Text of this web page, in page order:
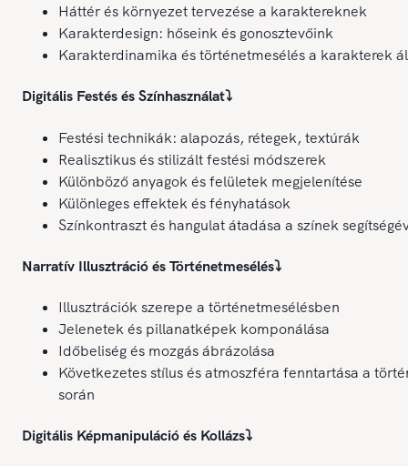
Háttér és környezet tervezése a karaktereknek
Karakterdesign: hőseink és gonosztevőink
Karakterdinamika és történetmesélés a karakterek
Digitális Festés és Színhasználat⤵️
Festési technikák: alapozás, rétegek, textúrák
Realisztikus és stilizált festési módszerek
Különböző anyagok és felületek megjelenítése
Különleges effektek és fényhatások
Színkontraszt és hangulat átadása a színek
Narratív Illusztráció és Történetmesélés⤵️
Illusztrációk szerepe a történetmesélésben
Jelenetek és pillanatképek komponálása
Időbeliség és mozgás ábrázolása
Következetes stílus és atmoszféra fenntartása a
során
Digitális Képmanipuláció és Kollázs⤵️